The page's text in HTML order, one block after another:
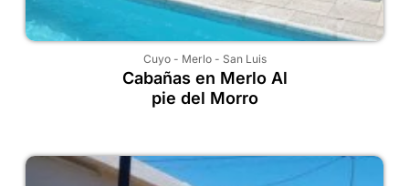
Cuyo- Merlo- San Luis
Cabañas en Merlo Al
pie del Morro